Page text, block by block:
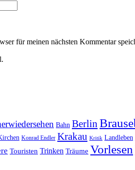
für meinen nächsten Kommentar
Bahn Berlin
Konrad Endler Krakau Kritik Landleben
Touristen Trinken Träume Vorlesen